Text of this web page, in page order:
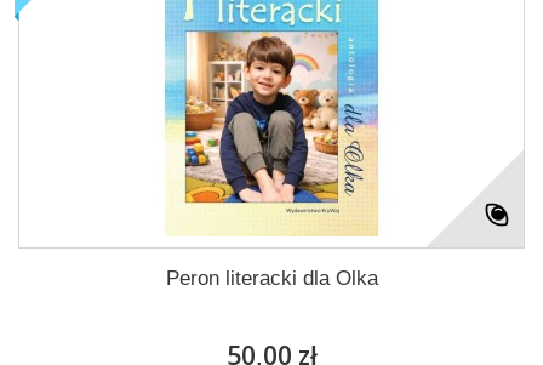
Peron literacki dla Olka
50,00 zł